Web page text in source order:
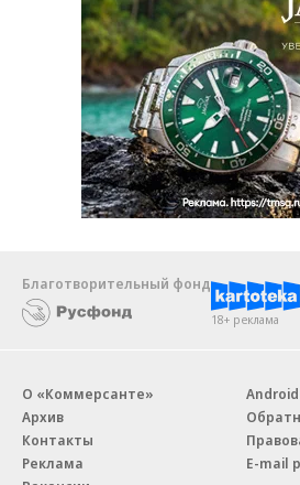
Благотворительный фонд
18+ реклама
О «Коммерсанте»
Архив
Контакты
Реклама
Android
E-mail